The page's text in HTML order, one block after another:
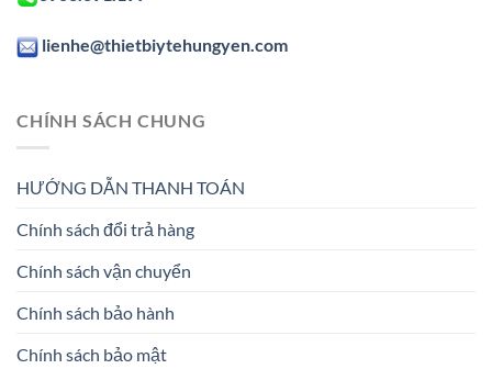
lienhe@thietbiytehungyen.com
CHÍNH SÁCH CHUNG
HƯỚNG DẪN THANH TOÁN
Chính sách đổi trả hàng
Chính sách vận chuyển
Chính sách bảo hành
Chính sách bảo mật